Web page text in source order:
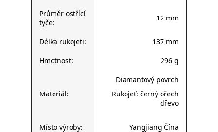
Průměr ostřící
tyče:
12 mm
Délka rukojeti: 137 mm
Hmotnost: 296 g
Materiál:
Diamantový povrch
Rukojeť: černý ořech
dřevo
Místo výroby: Yangjiang Čína